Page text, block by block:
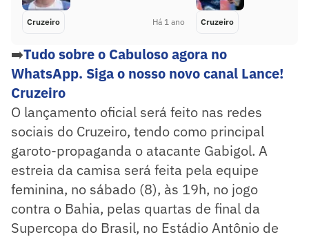
Cruzeiro Há 1 ano Cruzeiro
➡️Tudo sobre o Cabuloso agora no
WhatsApp. Siga o nosso novo canal Lance!
Cruzeiro
O lançamento oficial será feito nas redes
sociais do Cruzeiro, tendo como principal
garoto-propaganda o atacante Gabigol. A
estreia da camisa será feita pela equipe
feminina, no sábado (8), às 19h, no jogo
contra o Bahia, pelas quartas de final da
Supercopa do Brasil, no Estádio Antônio de